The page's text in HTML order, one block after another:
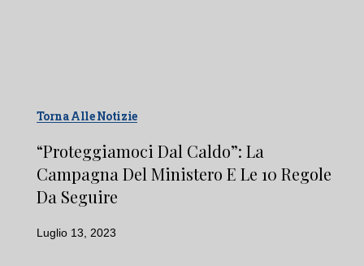
Torna Alle Notizie
“Proteggiamoci Dal Caldo”: La
Campagna Del Ministero E Le 10 Regole
Da Seguire
Luglio 13, 2023